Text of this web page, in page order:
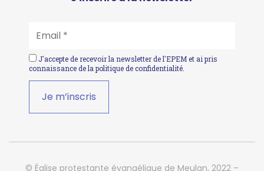
J'accepte de recevoir la newsletter de l'EPEM et ai pris
connaissance de lapolitique de confidentialité.
© Église protestante évangélique de Meulan, 2022 –